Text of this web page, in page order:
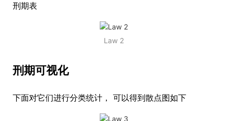
刑期表
Law 2
刑期可视化
下面对它们进行分类统计， 可以得到散点图如下